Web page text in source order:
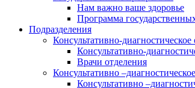
Нам важно ваше здоровье
Программа
Подразделения
Консультативно-
Консультативно-
Врачи отделения
Консультативно
Консультативно